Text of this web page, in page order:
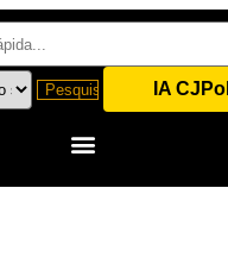
IA CJPol